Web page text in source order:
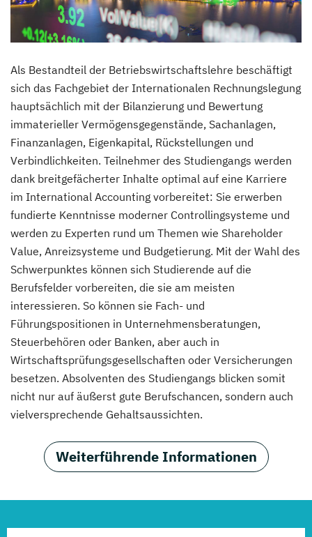
Als Bestandteil der Betriebswirtschaftslehre beschäftigt
sich das Fachgebiet der Internationalen Rechnungslegung
hauptsächlich mit der Bilanzierung und Bewertung
immaterieller Vermögensgegenstände, Sachanlagen,
Finanzanlagen, Eigenkapital, Rückstellungen und
Verbindlichkeiten. Teilnehmer des Studiengangs werden
dank breitgefächerter Inhalte optimal auf eine Karriere
im International Accounting vorbereitet: Sie erwerben
fundierte Kenntnisse moderner Controllingsysteme und
werden zu Experten rund um Themen wie Shareholder
Value, Anreizsysteme und Budgetierung. Mit der Wahl des
Schwerpunktes können sich Studierende auf die
Berufsfelder vorbereiten, die sie am meisten
interessieren. So können sie Fach- und
Führungspositionen in Unternehmensberatungen,
Steuerbehören oder Banken, aber auch in
Wirtschaftsprüfungsgesellschaften oder Versicherungen
besetzen. Absolventen des Studiengangs blicken somit
nicht nur auf äußerst gute Berufschancen, sondern auch
vielversprechende Gehaltsaussichten.
Weiterführende Informationen